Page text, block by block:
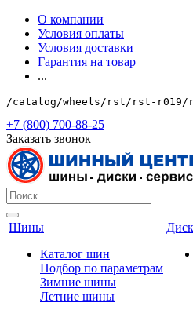
О компании
Условия оплаты
Условия доставки
Гарантия на товар
...
/catalog/wheels/rst/rst-r019/
+7 (800) 700-88-25
Заказать звонок
Шины
Каталог шин
Подбор по параметрам
Зимние шины
Летние шины